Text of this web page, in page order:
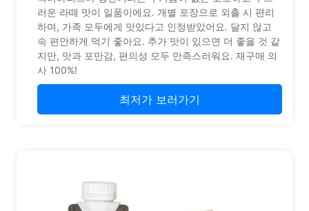
러운 라떼 맛이 일품이에요. 개별 포장으로 외출 시 편리
하며, 가족 모두에게 맛있다고 인정받았어요. 달지 않고
속 편안하게 먹기 좋아요. 추가 맛이 있으면 더 좋을 것 같
지만, 맛과 포만감, 편의성 모두 만족스러워요. 재구매 의
사 100%!
최저가 보러가기